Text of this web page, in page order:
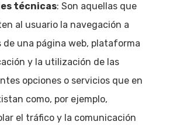
técnicas: Son aquellas que
al usuario la navegación a
de una página web, plataforma
y la utilización de las
opciones o servicios que en
como, por ejemplo,
el tráfico y la comunicación